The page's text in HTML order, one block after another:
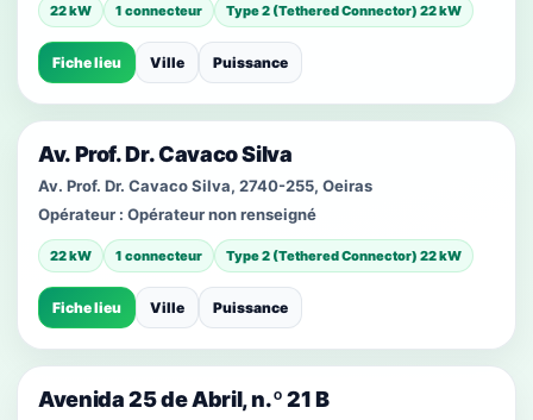
22 kW 1 connecteur Type 2 (Tethered Connector) 22 kW
Fiche lieu Ville Puissance
Av. Prof. Dr. Cavaco Silva
Av. Prof. Dr. Cavaco Silva, 2740-255, Oeiras
Opérateur : Opérateur non renseigné
22 kW 1 connecteur Type 2 (Tethered Connector) 22 kW
Fiche lieu Ville Puissance
Avenida 25 de Abril, n.º 21 B